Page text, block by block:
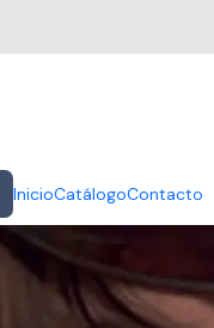
InicioCatálogoContacto